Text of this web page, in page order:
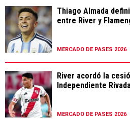
Thiago Almada
entre River y
MERCADO DE PASES 2026
River acordó la
Independiente
MERCADO DE PASES 2026